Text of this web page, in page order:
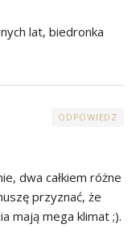
lat, biedronka
ODPOWIEDZ
dwa całkiem różne
przyznać, że
mają mega klimat ;).